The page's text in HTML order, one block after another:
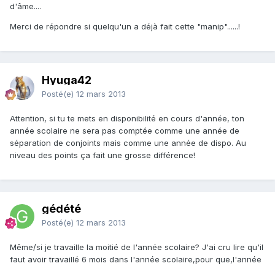
d'âme....
Merci de répondre si quelqu'un a déjà fait cette "manip"......!
Hyuga42
Posté(e) 12 mars 2013
Attention, si tu te mets en disponibilité en cours d'année, ton
année scolaire ne sera pas comptée comme une année de
séparation de conjoints mais comme une année de dispo. Au
niveau des points ça fait une grosse différence!
gédété
Posté(e) 12 mars 2013
Même/si je travaille la moitié de l'année scolaire? J'ai cru lire qu'il
faut avoir travaillé 6 mois dans l'année scolaire,pour que,l'année